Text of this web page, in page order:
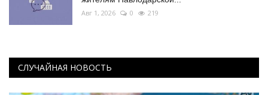
Авг 1, 2026 0 219
СЛУЧАЙНАЯ НОВОСТЬ